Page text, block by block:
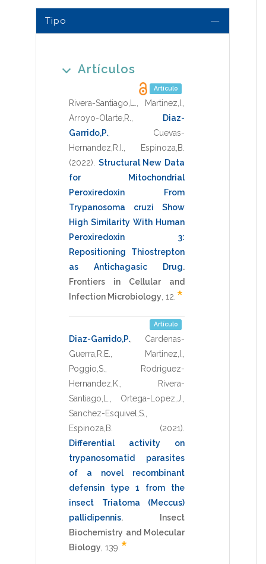
Tipo
Artículos
Artículo
Rivera-Santiago,L. Martinez,I.
Arroyo-Olarte,R.
Diaz-
Garrido,P.
Cuevas-
Hernandez,R.I.
Espinoza,B.
(2022)
Structural New Data
for Mitochondrial
Peroxiredoxin From
Trypanosoma cruzi Show
High Similarity With Human
Peroxiredoxin 3:
Repositioning Thiostrepton
as Antichagasic Drug.
Frontiers in Cellular and
Infection Microbiology 12 *
Artículo
Diaz-Garrido,P.
Cardenas-
Guerra,R.E.
Martinez,I.
Poggio,S.
Rodriguez-
Hernandez,K.
Rivera-
Santiago,L.
Ortega-Lopez,J.
Sanchez-Esquivel,S.
Espinoza,B.
(2021)
Differential activity on
trypanosomatid parasites
of a novel recombinant
defensin type 1 from the
insect Triatoma (Meccus)
pallidipennis.
Insect
Biochemistry and Molecular
Biology 139 *